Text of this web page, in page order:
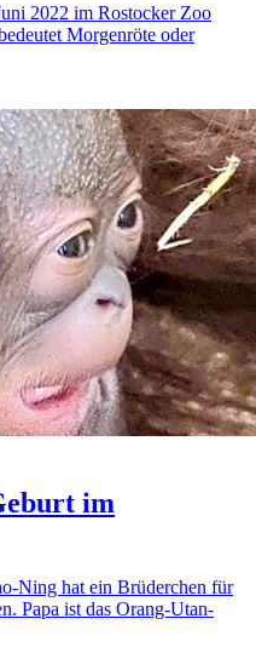
2022 im Rostocker Zoo
Morgenröte oder
im
Ning hat ein Brüderchen für
Papa ist das Orang-Utan-